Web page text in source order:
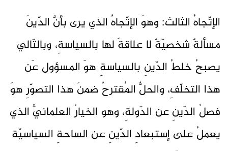
الإتّجاهُ الثالث: وهوَ الإتّجاهُ الذي يرى بأنَّ الدّينَ
مسألةٌ شخصيّةٌ لا علاقةَ لها بالسياسةِ، وبالتّالي
يصبحُ خلطُ الدّينِ بالسياسةِ هوَ المسؤول عَن
هذا التخلّفِ، والحلُّ المُقترحُ ضمنَ هذا التصوّرِ هوَ
فصلُ الدّينِ عن الدّولةِ، وهو الخيارُ العلمانيُّ الذي
يعملُ على إستبعادِ الدّينِ عن الساحةِ السياسيّة